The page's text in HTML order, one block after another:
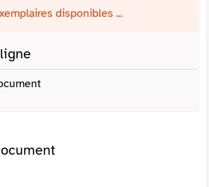
disponibles ...